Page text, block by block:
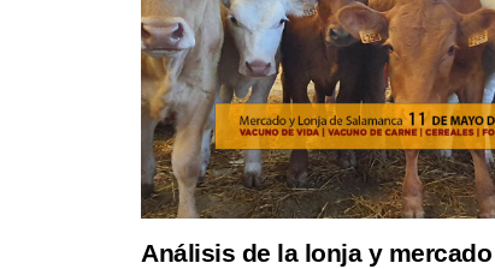
Análisis de la lonja y